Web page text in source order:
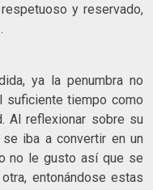
y reservado,
ya la penumbra no
suficiente tiempo como
Al reflexionar sobre su
iba a convertir en un
no le gusto así que se
entonándose estas